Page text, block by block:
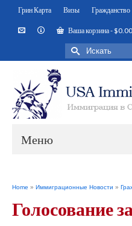
Грин Карта Визы Гражданство
Ваша корзина-$0.00
Искать:
Меню
Home » Иммиграционные Новости »
Голосование